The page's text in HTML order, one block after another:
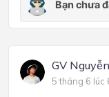
GV
5 tháng 6 lúc